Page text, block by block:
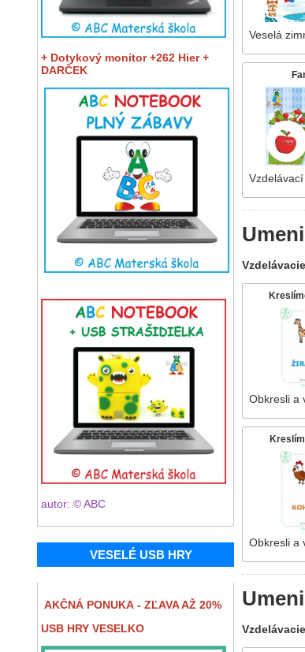
+ Dotykový monitor +262 Hier +
DARČEK
autor: © ABC
VESELÉ USB HRY
AKČNÁ PONUKA - ZĽAVA AŽ 20%
USB HRY VESELKO
Veselá
Obkresli a
Obkresli a